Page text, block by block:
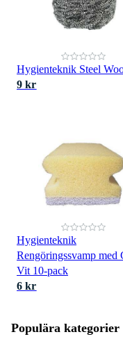
Hygienteknik Steel
9 kr
Hygienteknik
Rengöringssvamp med
Vit 10-pack
6 kr
Populära kategorier